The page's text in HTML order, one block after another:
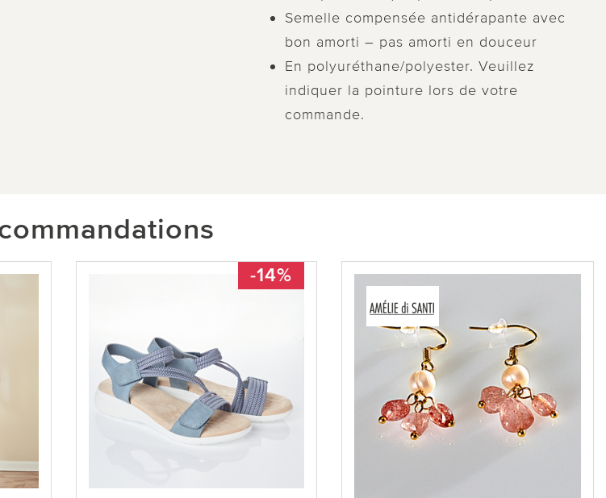
Semelle compensée antidérapante avec
bon amorti – pas amorti en douceur
En polyuréthane/polyester. Veuillez
indiquer la pointure lors de votre
commande.
-14%